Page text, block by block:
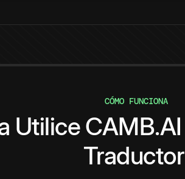
CÓMO FUNCIONA
UtiliceCAMB.AI
Traductor